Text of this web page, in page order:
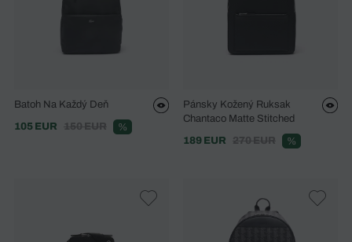
Batoh Na Každý Deň
105 EUR
150 EUR %
Pánsky Kožený Ruksak
Chantaco Matte Stitched
189 EUR
270 EUR %